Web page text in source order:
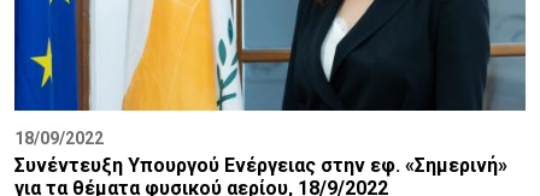
18/09/2022
Συνέντευξη Υπουργού Ενέργειας στην εφ. «Σημερινή»
για τα θέματα φυσικού αερίου, 18/9/2022